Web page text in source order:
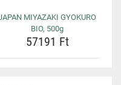
MIYAZAKI GYOKURO
BIO, 500g
57191 Ft